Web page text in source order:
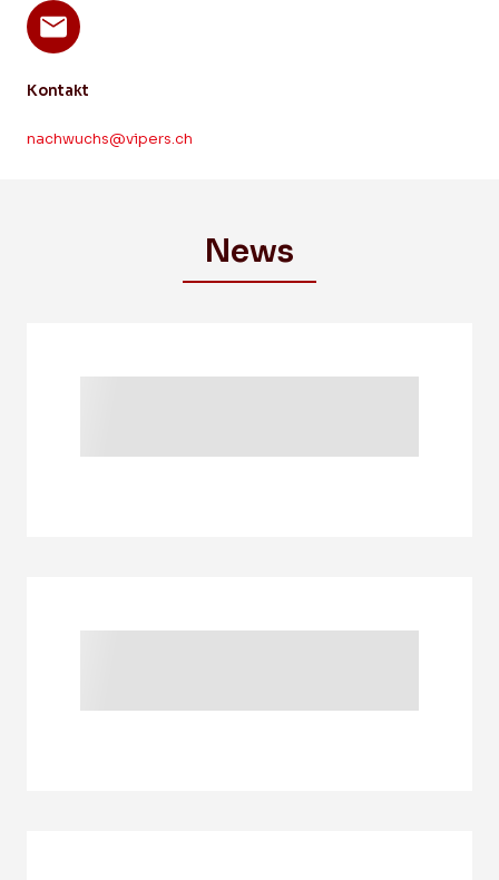
Kontakt
nachwuchs@vipers.ch
News